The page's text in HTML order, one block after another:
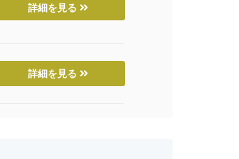
詳細を見る
詳細を見る